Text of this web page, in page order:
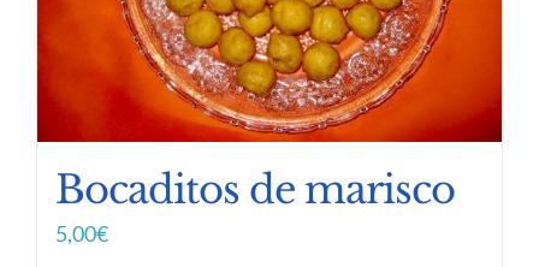
Bocaditos de marisco
5,00€